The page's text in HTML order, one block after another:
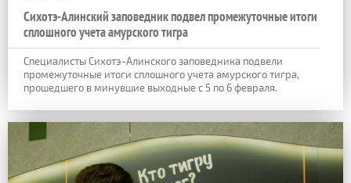
Сихотэ-Алинский заповедник подвел промежуточные итоги
сплошного учета амурского тигра
Специалисты Сихотэ-Алинского заповедника подвели
промежуточные итоги сплошного учета амурского тигра,
прошедшего в минувшие выходные с 5 по 6 февраля.